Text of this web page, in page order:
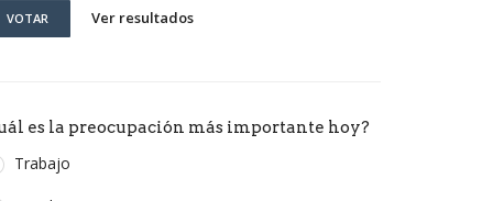
VOTAR Ver resultados
es la preocupación más importante hoy?
Trabajo